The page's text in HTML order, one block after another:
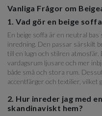
Vanliga Frågor om
1. Vad gör en beige
En beige soffa är en neutral
inredning. Den passar särskilt
till en lugn och stilren atmosfär.
vardagsrum ljusare och mer
både små och stora rum.
accentfärger och textilier, vilket
2. Hur inreder jag med
skandinaviskt hem?